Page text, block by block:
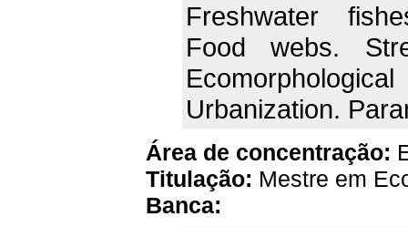
Freshwater
Food webs.
Urbanization.
Área de concentração:
Titulação: Mestre em
Banca: